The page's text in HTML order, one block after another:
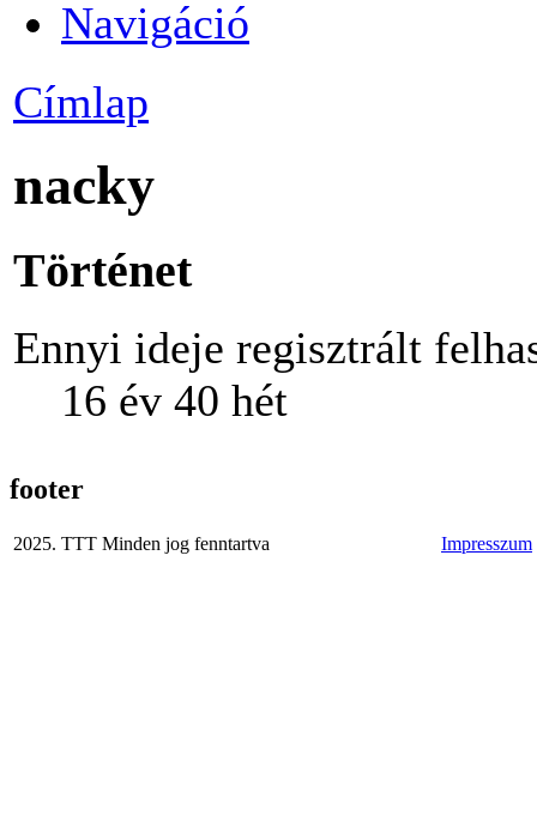
Navigáció
Címlap
nacky
Történet
Ennyi ideje regisztrált
16 év 40 hét
footer
2025. TTT Minden jog fenntartva Impresszum